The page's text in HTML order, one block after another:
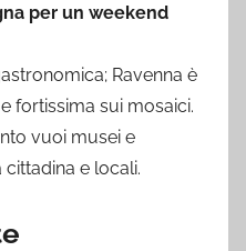
per un weekend
Ravenna è
fortissima sui mosaici.
vuoi musei e
e locali.